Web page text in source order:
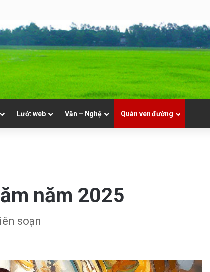
Văn Toàn (GP Lạng Sơn và Cao Bằng)
Lướt web Văn – Nghệ Quán ven đường
năm 2025
soạn